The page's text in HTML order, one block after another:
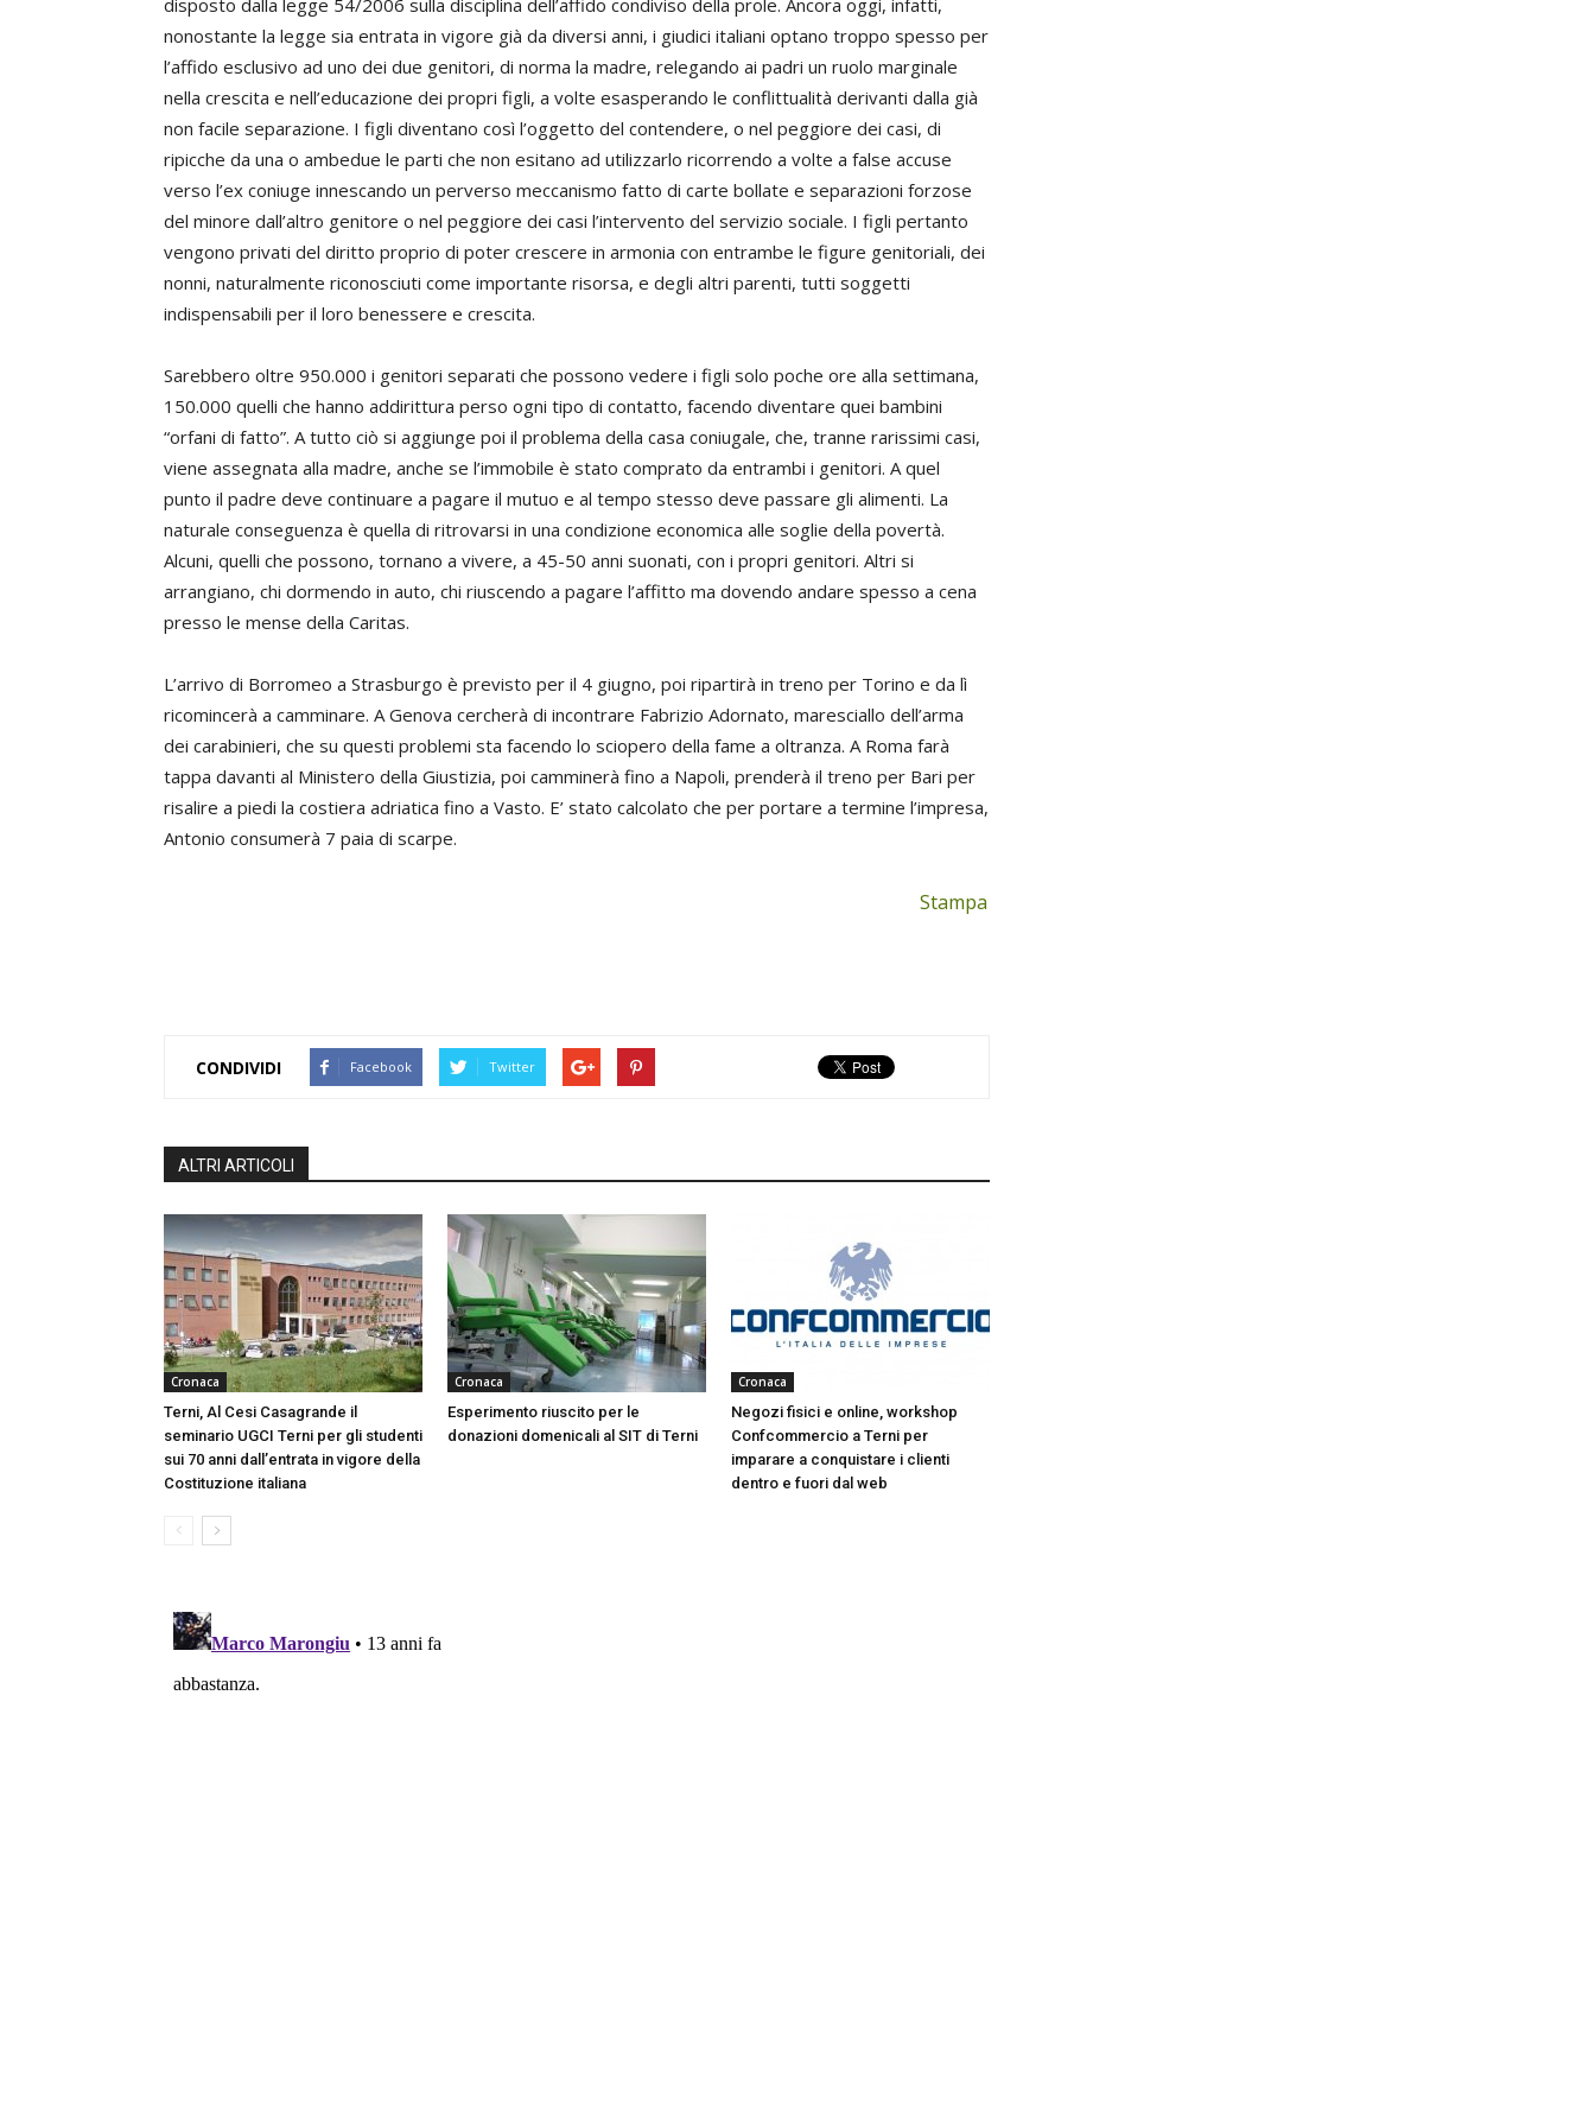
disposto dalla legge 54/2006 sulla disciplina dell’affido condiviso della prole. Ancora oggi, infatti,
nonostante la legge sia entrata in vigore già da diversi anni, i giudici italiani optano troppo spesso per
l’affido esclusivo ad uno dei due genitori, di norma la madre, relegando ai padri un ruolo marginale
nella crescita e nell’educazione dei propri figli, a volte esasperando le conflittualità derivanti dalla già
non facile separazione. I figli diventano così l’oggetto del contendere, o nel peggiore dei casi, di
ripicche da una o ambedue le parti che non esitano ad utilizzarlo ricorrendo a volte a false accuse
verso l’ex coniuge innescando un perverso meccanismo fatto di carte bollate e separazioni forzose
del minore dall’altro genitore o nel peggiore dei casi l’intervento del servizio sociale. I figli pertanto
vengono privati del diritto proprio di poter crescere in armonia con entrambe le figure genitoriali, dei
nonni, naturalmente riconosciuti come importante risorsa, e degli altri parenti, tutti soggetti
indispensabili per il loro benessere e crescita.
Sarebbero oltre 950.000 i genitori separati che possono vedere i figli solo poche ore alla settimana,
150.000 quelli che hanno addirittura perso ogni tipo di contatto, facendo diventare quei bambini
“orfani di fatto”. A tutto ciò si aggiunge poi il problema della casa coniugale, che, tranne rarissimi casi,
viene assegnata alla madre, anche se l’immobile è stato comprato da entrambi i genitori. A quel
punto il padre deve continuare a pagare il mutuo e al tempo stesso deve passare gli alimenti. La
naturale conseguenza è quella di ritrovarsi in una condizione economica alle soglie della povertà.
Alcuni, quelli che possono, tornano a vivere, a 45-50 anni suonati, con i propri genitori. Altri si
arrangiano, chi dormendo in auto, chi riuscendo a pagare l’affitto ma dovendo andare spesso a cena
presso le mense della Caritas.
L’arrivo di Borromeo a Strasburgo è previsto per il 4 giugno, poi ripartirà in treno per Torino e da lì
ricomincerà a camminare. A Genova cercherà di incontrare Fabrizio Adornato, maresciallo dell’arma
dei carabinieri, che su questi problemi sta facendo lo sciopero della fame a oltranza. A Roma farà
tappa davanti al Ministero della Giustizia, poi camminerà fino a Napoli, prenderà il treno per Bari per
risalire a piedi la costiera adriatica fino a Vasto. E’ stato calcolato che per portare a termine l’impresa,
Antonio consumerà 7 paia di scarpe.
Stampa
CONDIVIDI Facebook Twitter
ALTRI ARTICOLI
Cronaca
Terni, Al Cesi Casagrande il
seminario UGCI Terni per gli studenti
sui 70 anni dall’entrata in vigore della
Costituzione italiana
Cronaca
Esperimento riuscito per le
donazioni domenicali al SIT di Terni
Cronaca
Negozi fisici e online, workshop
Confcommercio a Terni per
imparare a conquistare i clienti
dentro e fuori dal web